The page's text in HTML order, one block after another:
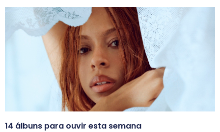
14 álbuns para ouvir esta semana